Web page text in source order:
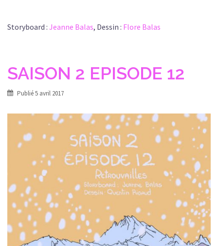
Storyboard : Jeanne Balas, Dessin : Flore Balas
SAISON 2 EPISODE 12
Publié5 avril 2017